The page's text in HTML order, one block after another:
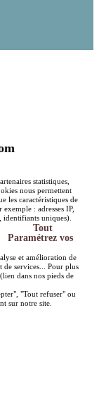
statistiques,
nous permettent
les caractéristiques de
: adresses IP,
identifiants uniques).
Tout
Paramétrez vos
et amélioration de
de services... Pour plus
dans nos pieds de
"Tout refuser" ou
sur notre site.